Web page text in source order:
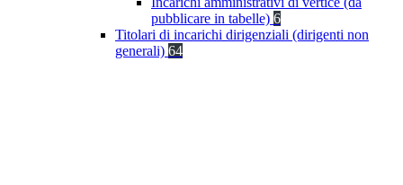
pubblicare in tabelle) 6
Titolari di incarichi dirigenziali (dirigenti non
generali) 64